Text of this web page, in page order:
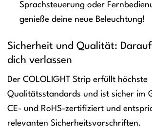
Sprachsteuerung oder
genieße deine neue Beleuchtung!
Sicherheit und Qualität:
dich verlassen
Der COLOLIGHT Strip erfüllt höchste
Qualitätsstandards und ist sicher im
CE- und RoHS-zertifiziert und
relevanten Sicherheitsvorschriften.